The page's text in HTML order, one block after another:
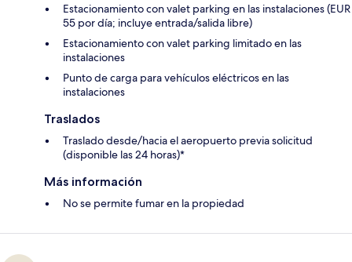
Estacionamiento con valet parking en las instalaciones (EUR
55 por día; incluye entrada/salida libre)
Estacionamiento con valet parking limitado en las
instalaciones
Punto de carga para vehículos eléctricos en las
instalaciones
Traslados
Traslado desde/hacia el aeropuerto previa solicitud
(disponible las 24 horas)*
Más información
No se permite fumar en la propiedad